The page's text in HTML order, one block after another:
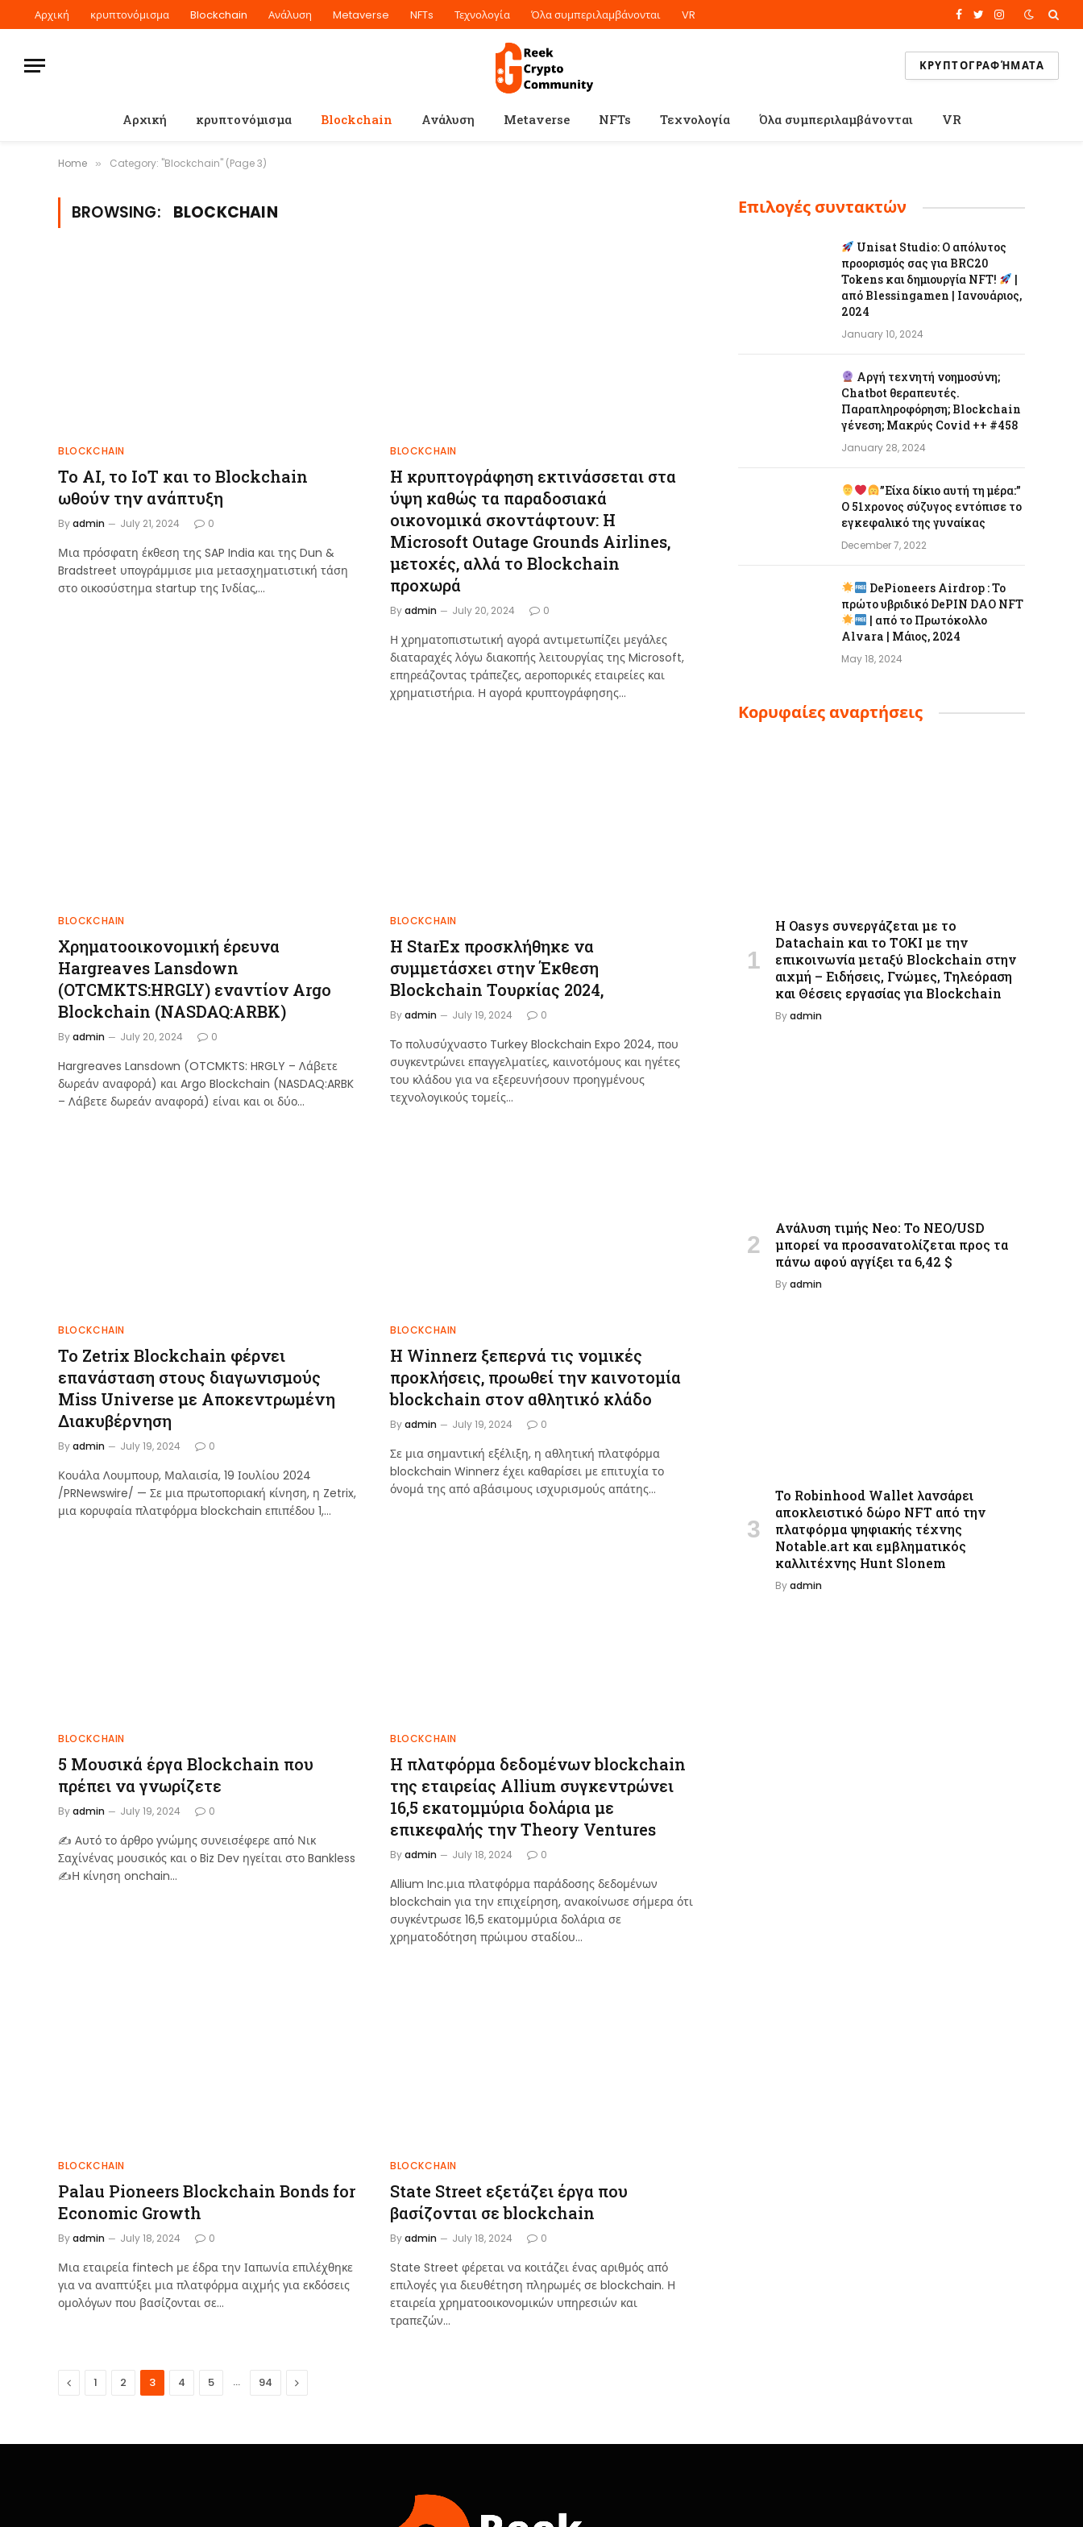
Αρχική κρυπτονόμισμα Blockchain Ανάλυση Metaverse NFTs Τεχνολογία Όλα συμπεριλαμβάνονται VR Facebook
TwitterInstagram
ΚΡΥΠΤΟΓΡΑΦΉΜΑΤΑ
Αρχική κρυπτονόμισμα Blockchain Ανάλυση Metaverse NFTs Τεχνολογία Όλα συμπεριλαμβάνονται VR
Home » Category: "Blockchain" (Page 3)
BROWSING: BLOCKCHAIN
BLOCKCHAIN
Το AI, το IoT και το Blockchain
ωθούν την ανάπτυξη
Byadmin July 21, 2024 0
Μια πρόσφατη έκθεση της SAP India και της Dun &
Bradstreet υπογράμμισε μια μετασχηματιστική τάση
στο οικοσύστημα startup της Ινδίας,…
BLOCKCHAIN
Η κρυπτογράφηση εκτινάσσεται στα
ύψη καθώς τα παραδοσιακά
οικονομικά σκοντάφτουν: Η
Microsoft Outage Grounds Airlines,
μετοχές, αλλά το Blockchain
προχωρά
Byadmin July 20, 2024 0
Η χρηματοπιστωτική αγορά αντιμετωπίζει μεγάλες
διαταραχές λόγω διακοπής λειτουργίας της Microsoft,
επηρεάζοντας τράπεζες, αεροπορικές εταιρείες και
χρηματιστήρια. Η αγορά κρυπτογράφησης…
BLOCKCHAIN
Χρηματοοικονομική έρευνα
Hargreaves Lansdown
(OTCMKTS:HRGLY) εναντίον Argo
Blockchain (NASDAQ:ARBK)
Byadmin July 20, 2024 0
Hargreaves Lansdown (OTCMKTS: HRGLY – Λάβετε
δωρεάν αναφορά) και Argo Blockchain (NASDAQ:ARBK
– Λάβετε δωρεάν αναφορά) είναι και οι δύο…
BLOCKCHAIN
Η StarEx προσκλήθηκε να
συμμετάσχει στην Έκθεση
Blockchain Τουρκίας 2024,
Byadmin July 19, 2024 0
Το πολυσύχναστο Turkey Blockchain Expo 2024, που
συγκεντρώνει επαγγελματίες, καινοτόμους και ηγέτες
του κλάδου για να εξερευνήσουν προηγμένους
τεχνολογικούς τομείς…
BLOCKCHAIN
Το Zetrix Blockchain φέρνει
επανάσταση στους διαγωνισμούς
Miss Universe με Αποκεντρωμένη
Διακυβέρνηση
Byadmin July 19, 2024 0
Κουάλα Λουμπουρ, Μαλαισία, 19 Ιουλίου 2024
/PRNewswire/ — Σε μια πρωτοποριακή κίνηση, η Zetrix,
μια κορυφαία πλατφόρμα blockchain επιπέδου 1,…
BLOCKCHAIN
Η Winnerz ξεπερνά τις νομικές
προκλήσεις, προωθεί την καινοτομία
blockchain στον αθλητικό κλάδο
Byadmin July 19, 2024 0
Σε μια σημαντική εξέλιξη, η αθλητική πλατφόρμα
blockchain Winnerz έχει καθαρίσει με επιτυχία το
όνομά της από αβάσιμους ισχυρισμούς απάτης…
BLOCKCHAIN
5 Μουσικά έργα Blockchain που
πρέπει να γνωρίζετε
Byadmin July 19, 2024 0
✍️ Αυτό το άρθρο γνώμης συνεισέφερε από Νικ
Σαχίνένας μουσικός και ο Biz Dev ηγείται στο Bankless
✍️Η κίνηση onchain…
BLOCKCHAIN
Η πλατφόρμα δεδομένων blockchain
της εταιρείας Allium συγκεντρώνει
16,5 εκατομμύρια δολάρια με
επικεφαλής την Theory Ventures
Byadmin July 18, 2024 0
Allium Inc.μια πλατφόρμα παράδοσης δεδομένων
blockchain για την επιχείρηση, ανακοίνωσε σήμερα ότι
συγκέντρωσε 16,5 εκατομμύρια δολάρια σε
χρηματοδότηση πρώιμου σταδίου…
BLOCKCHAIN
Palau Pioneers Blockchain Bonds for
Economic Growth
Byadmin July 18, 2024 0
Μια εταιρεία fintech με έδρα την Ιαπωνία επιλέχθηκε
για να αναπτύξει μια πλατφόρμα αιχμής για εκδόσεις
ομολόγων που βασίζονται σε…
BLOCKCHAIN
State Street εξετάζει έργα που
βασίζονται σε blockchain
Byadmin July 18, 2024 0
State Street φέρεται να κοιτάζει ένας αριθμός από
επιλογές για διευθέτηση πληρωμές σε blockchain. Η
εταιρεία χρηματοοικονομικών υπηρεσιών και
τραπεζών…
Previous
1 2 3 4 5 … 94 Next
Επιλογές συντακτών
Unisat Studio: Ο απόλυτος
προορισμός σας για BRC20
Tokens και δημιουργία NFT!
|
από Blessingamen | Ιανουάριος,
2024
January 10, 2024
Αργή τεχνητή νοημοσύνη;
Chatbot θεραπευτές.
Παραπληροφόρηση; Blockchain
γένεση; Μακρύς Covid ++ #458
January 28, 2024
”Είχα δίκιο αυτή τη μέρα:”
Ο 51χρονος σύζυγος εντόπισε το
εγκεφαλικό της γυναίκας
December 7, 2022
DePioneers Airdrop : Το
πρώτο υβριδικό DePIN DAO NFT
| από το Πρωτόκολλο
Alvara | Μάιος, 2024
May 18, 2024
Κορυφαίες αναρτήσεις
Η Oasys συνεργάζεται με το
Datachain και το TOKI με την
επικοινωνία μεταξύ Blockchain στην
αιχμή – Ειδήσεις, Γνώμες, Τηλεόραση
και Θέσεις εργασίας για Blockchain
Byadmin
Ανάλυση τιμής Neo: Το NEO/USD
μπορεί να προσανατολίζεται προς τα
πάνω αφού αγγίξει τα 6,42 $
Byadmin
Το Robinhood Wallet λανσάρει
αποκλειστικό δώρο NFT από την
πλατφόρμα ψηφιακής τέχνης
Notable.art και εμβληματικός
καλλιτέχνης Hunt Slonem
Byadmin